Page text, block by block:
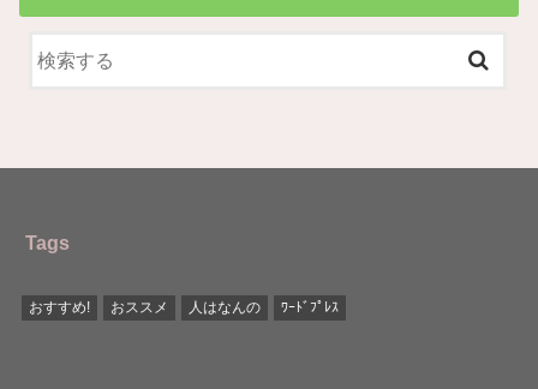
Tags
おすすめ! おススメ 人はなんの ﾜｰﾄﾞﾌﾟﾚｽ